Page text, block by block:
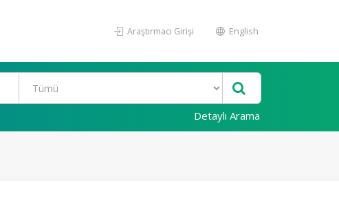
Araştırmacı Girişi English
Detaylı Arama